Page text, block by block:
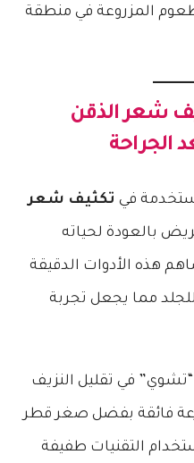
المزروعة في منطقة
شعر الذقن
الجراحة
في تكثيف شعر
بالعودة لحياته
هذه الأدوات الدقيقة
مما يجعل تجربة
في تقليل النزيف
فائقة بفضل صغر قطر
التقنيات طفيفة